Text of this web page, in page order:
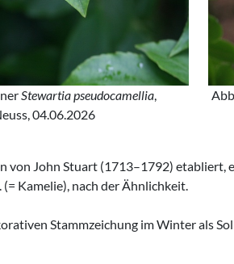
Stewartia pseudocamellia,
04.06.2026
von John Stuart (1713–1792)
(= Kamelie), nach der Ähnlichkeit.
Stammzeichung im Winter als